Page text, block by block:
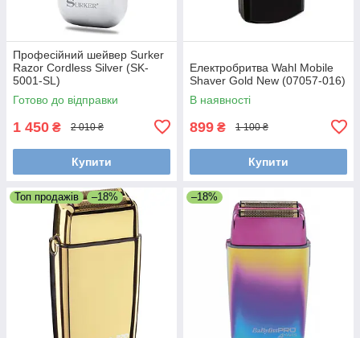
Професійний шейвер Surker
Razor Cordless Silver (SK-
5001-SL)
Готово до відправки
1 450 ₴ 2 010 ₴
Купити
Електробритва Wahl Mobile
Shaver Gold New (07057-016)
В наявності
899 ₴ 1 100 ₴
Купити
Топ продажів –18% –18%